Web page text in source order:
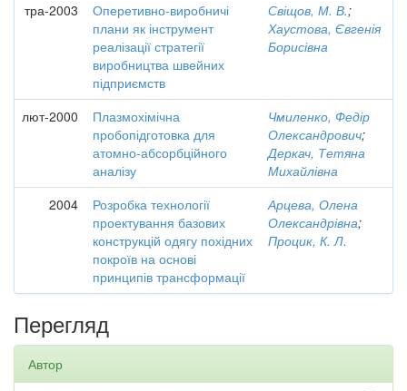
тра-2003
Оперетивно-виробничі
плани як інструмент
реалізації стратегії
виробництва швейних
підприємств
Свіщов, М. В.;
Хаустова, Євгенія
Борисівна
лют-2000
Плазмохімічна
пробопідготовка для
атомно-абсорбційного
аналізу
Чмиленко, Федір
Олександрович;
Деркач, Тетяна
Михайлівна
2004
Розробка технології
проектування базових
конструкцій одягу похідних
покроїв на основі
принципів трансформації
Арцева, Олена
Олександрівна;
Процик, К. Л.
Перегляд
Автор